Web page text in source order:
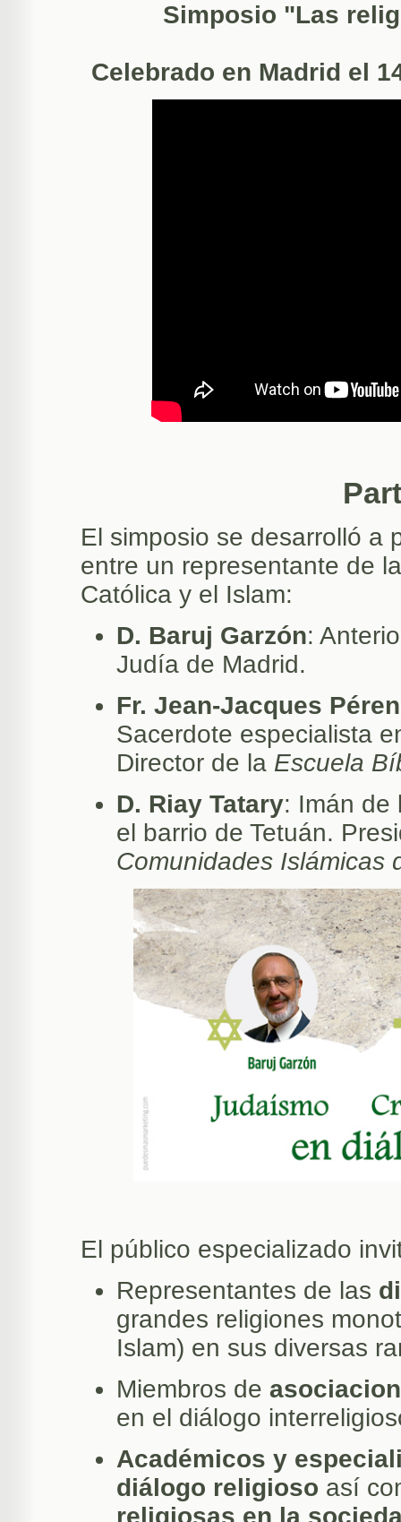
Simposio "Las
Celebrado en Madrid el
El simposio se desarrolló a
entre un representante de
Católica y el Islam:
D. Baruj Garzón:
Judía de Madrid.
Fr. Jean-Jacques
Sacerdote especialista
Director de la Escuela
D. Riay Tatary: Imán de
el barrio de Tetuán.
Comunidades Islámicas
El público especializado
Representantes de las
grandes religiones
Islam) en sus diversas
Miembros de
en el diálogo
Académicos y
diálogo religioso así
religiosas en la